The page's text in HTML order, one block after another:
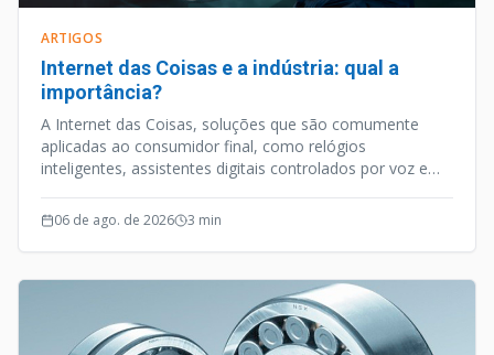
ARTIGOS
Internet das Coisas e a indústria: qual a
importância?
A Internet das Coisas, soluções que são comumente
aplicadas ao consumidor final, como relógios
inteligentes, assistentes digitais controlados por voz e
vertente tecnológica que caminhou a passos largos nos
últimos anos.
06 de ago. de 2026 3 min